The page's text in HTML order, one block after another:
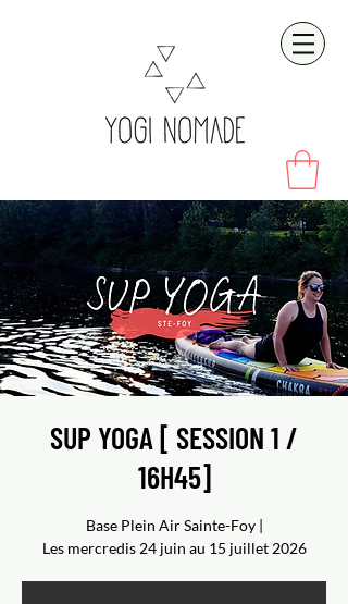
SUP YOGA [ SESSION 1 /
16H45]
Base Plein Air Sainte-Foy |
Les mercredis 24 juin au 15 juillet 2026